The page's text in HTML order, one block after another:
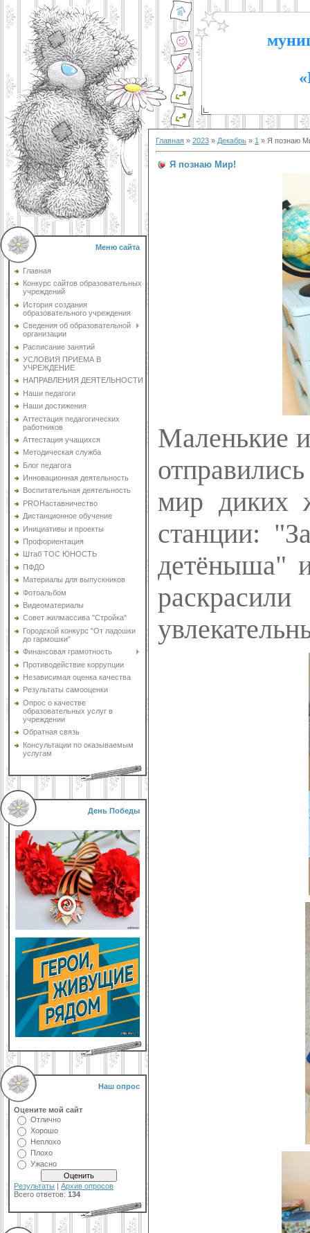
Меню сайта
Главная
Конкурс сайтов образовательных
учреждений
История создания
образовательного учреждения
Сведения об образовательной
организации
Расписание занятий
УСЛОВИЯ ПРИЕМА В
УЧРЕЖДЕНИЕ
НАПРАВЛЕНИЯ ДЕЯТЕЛЬНОСТИ
Наши педагоги
Наши достижения
Аттестация педагогических
работников
Аттестация учащихся
Методическая служба
Блог педагога
Инновационная деятельность
Воспитательная деятельность
PROНаставничество
Дистанционное обучение
Инициативы и проекты
Профориентация
Штаб ТОС ЮНОСТЬ
ПФДО
Материалы для выпускников
Фотоальбом
Видеоматериалы
Совет жилмассива "Стройка"
Городской конкурс "От ладошки
до гармошки"
Финансовая грамотность
Противодействие коррупции
Независимая оценка качества
Результаты самооценки
Опрос о качестве
образовательных услуг в
учреждении
Обратная связь
Консультации по оказываемым
услугам
День Победы
Наш опрос
Оцените мой сайт
Отлично
Хорошо
Неплохо
Плохо
Ужасно
Результаты | Архив опросов
Всего ответов: 134
Главная » 2023 » Декабрь » 1 » Я познаю
Я познаю Мир!
Маленькие
мир диких
станции:
детёныша"